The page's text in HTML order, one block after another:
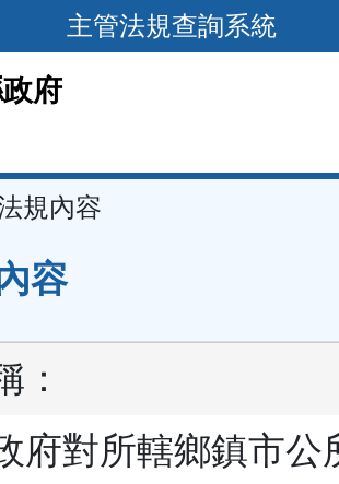
主管法規查詢系統
府
規內容
容
：
府對所轄鄉鎮市公